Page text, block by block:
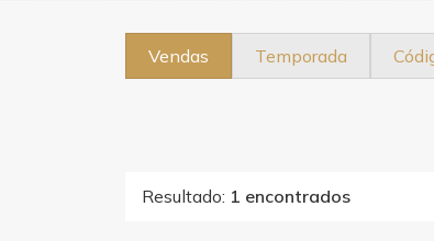
Vendas Temporada
Resultado: 1 encontrados